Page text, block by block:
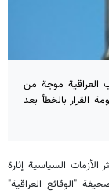
العراقية موجة من
القرار بالخطأ بعد
السياسية إثارة
"الوقائع العراقية"